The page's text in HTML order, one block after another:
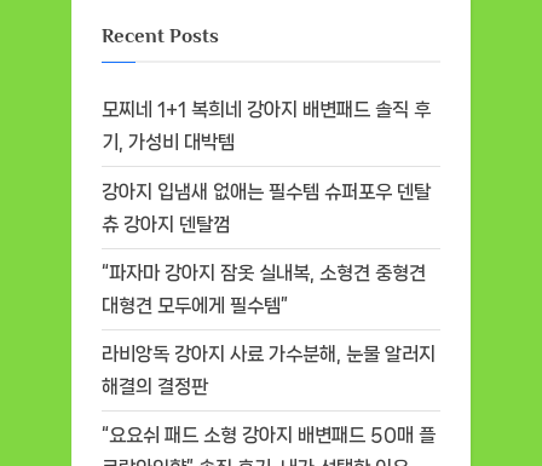
Recent Posts
모찌네 1+1 복희네 강아지 배변패드 솔직 후
기, 가성비 대박템
강아지 입냄새 없애는 필수템 슈퍼포우 덴탈
츄 강아지 덴탈껌
“파자마 강아지 잠옷 실내복, 소형견 중형견
대형견 모두에게 필수템”
라비앙독 강아지 사료 가수분해, 눈물 알러지
해결의 결정판
“요요쉬 패드 소형 강아지 배변패드 50매 플